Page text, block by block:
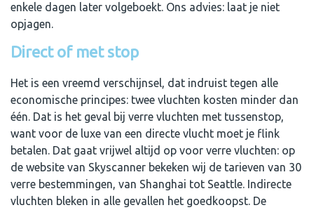
enkele dagen later volgeboekt. Ons advies: laat je niet
opjagen.
Direct of met stop
Het is een vreemd verschijnsel, dat indruist tegen alle
economische principes: twee vluchten kosten minder dan
één. Dat is het geval bij verre vluchten met tussenstop,
want voor de luxe van een directe vlucht moet je flink
betalen. Dat gaat vrijwel altijd op voor verre vluchten: op
de website van Skyscanner bekeken wij de tarieven van 30
verre bestemmingen, van Shanghai tot Seattle. Indirecte
vluchten bleken in alle gevallen het goedkoopst. De